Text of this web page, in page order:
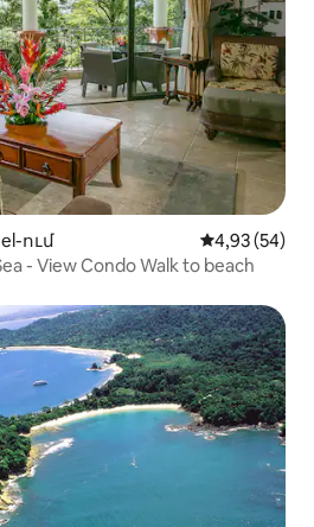
ում Միջին
4,93 (54)
- View Condo Walk to beach